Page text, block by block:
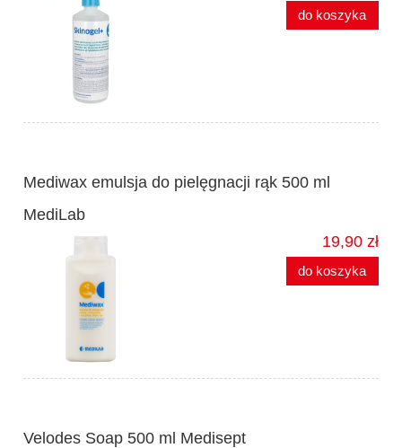
do koszyka
Mediwax emulsja do pielęgnacji rąk 500 ml
MediLab
19,90 zł
do koszyka
Velodes Soap 500 ml Medisept